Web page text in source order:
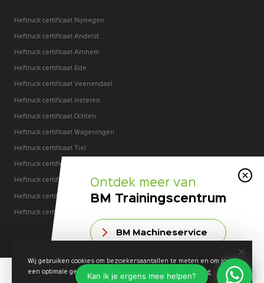
Heftruck certificaat Nijmegen
Heftruck certificaat Andelst
Heftruck certificaat Arnhem
Heftruck certificaat Ede
Heftruck certificaat Veenendaal
Heftruck certificaat Heteren
Heftruck certificaat Ochten
Heftruck certificaat Wageningen
Heftruck certificaat Tiel
Heftruck certificaat Rhenen
Heftruck certificaat Kesteren
Heftruck certificaat Opheusden
Heftruck certificaat Dodewaard
© 2026 BM Trainingscentrum Privacybeleid Sitemap Een
Wij gebruiken cookies om bezoekersaantallen te meten en om jou
een optimale gebruikerservaring te bieden.
Meer informatie
Ontdek meer van
BM Trainingscentrum
BM Machineservice
BM Machineverhuur